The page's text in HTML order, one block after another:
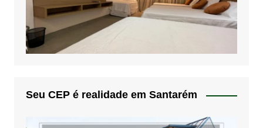
Seu CEP é realidade em Santarém